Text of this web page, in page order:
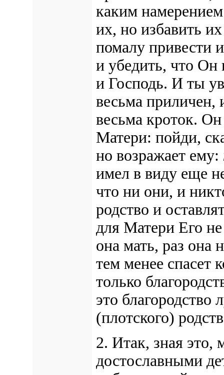
каким
их, но избавить
помалу привести
и убедить, что
и Господь. И ты
весьма приличен,
весьма кроток.
Матери: пойди,
но возражает ему:
имел в виду еще
что ни они, и
родство и
для Матери Его
она мать, раз она
тем менее спасет
только
это благородство
(плотского)
2. Итак, зная
достославными